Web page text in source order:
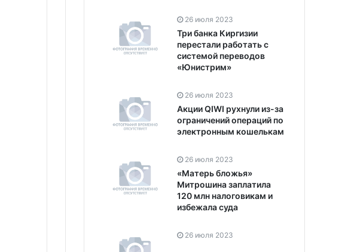
26 июля 2023
Три банка Киргизии
перестали работать с
системой переводов
«Юнистрим»
26 июля 2023
Акции QIWI рухнули из-за
ограничений операций по
электронным кошелькам
26 июля 2023
«Матерь бложья»
Митрошина заплатила
120 млн налоговикам и
избежала суда
26 июля 2023